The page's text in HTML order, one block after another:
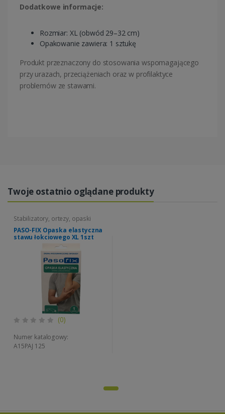
Dodatkowe informacje:
Rozmiar: XL (obwód 29–32 cm)
Opakowanie zawiera: 1 sztukę
Produkt przeznaczony do stosowania wspomagającego
przy urazach, przeciążeniach oraz w profilaktyce
problemów ze stawami.
Twoje ostatnio oglądane produkty
Stabilizatory, ortezy, opaski
PASO-FIX Opaska elastyczna
stawu łokciowego XL 1szt
(0)
Numer katalogowy:
A15PAJ 125